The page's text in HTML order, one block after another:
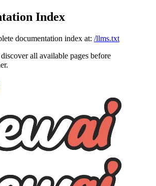
Index
documentation index at: /llms.txt
all available pages before